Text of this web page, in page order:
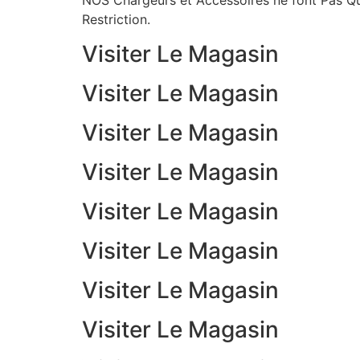
Restriction.
Visiter Le Magasin
Visiter Le Magasin
Visiter Le Magasin
Visiter Le Magasin
Visiter Le Magasin
Visiter Le Magasin
Visiter Le Magasin
Visiter Le Magasin